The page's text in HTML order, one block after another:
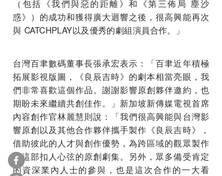
（包括《我們與惡的距離》和《第三佈局 塵沙
惑》）的成功和獲得廣大迴響之後，很高興能再次
與 CATCHPLAY以及優秀的劇組演員合作。」
台灣百聿數碼董事長張承宏表示：「百聿近年積極
拓展影視版圖，《良辰吉時》的劇本相當亮眼，我
們非常喜歡這個作品。謝謝影響原創夥伴邀約，也
期盼未來繼續共創佳作。」新加坡新傳媒電視首席
內容創作官林麗慧則說：「我們很高興能與台灣影
響原創以及其他合作夥伴攜手製作《良辰吉時》，
借助彼此的人才與創作優勢，為跨區域的觀眾製作
出這部扣人心弦的原創劇集。另外，眾多備受肯定
的資深業內人士的參與，也是這次合作的一大看